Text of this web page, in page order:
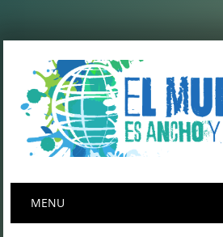
Menú principal
MENU